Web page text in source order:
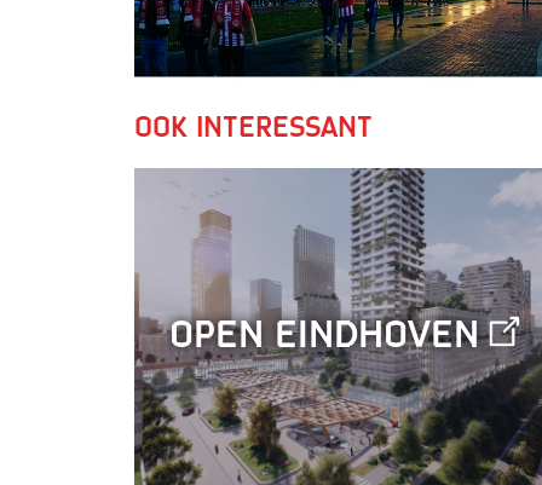
Ook interessant
Open Eindhoven